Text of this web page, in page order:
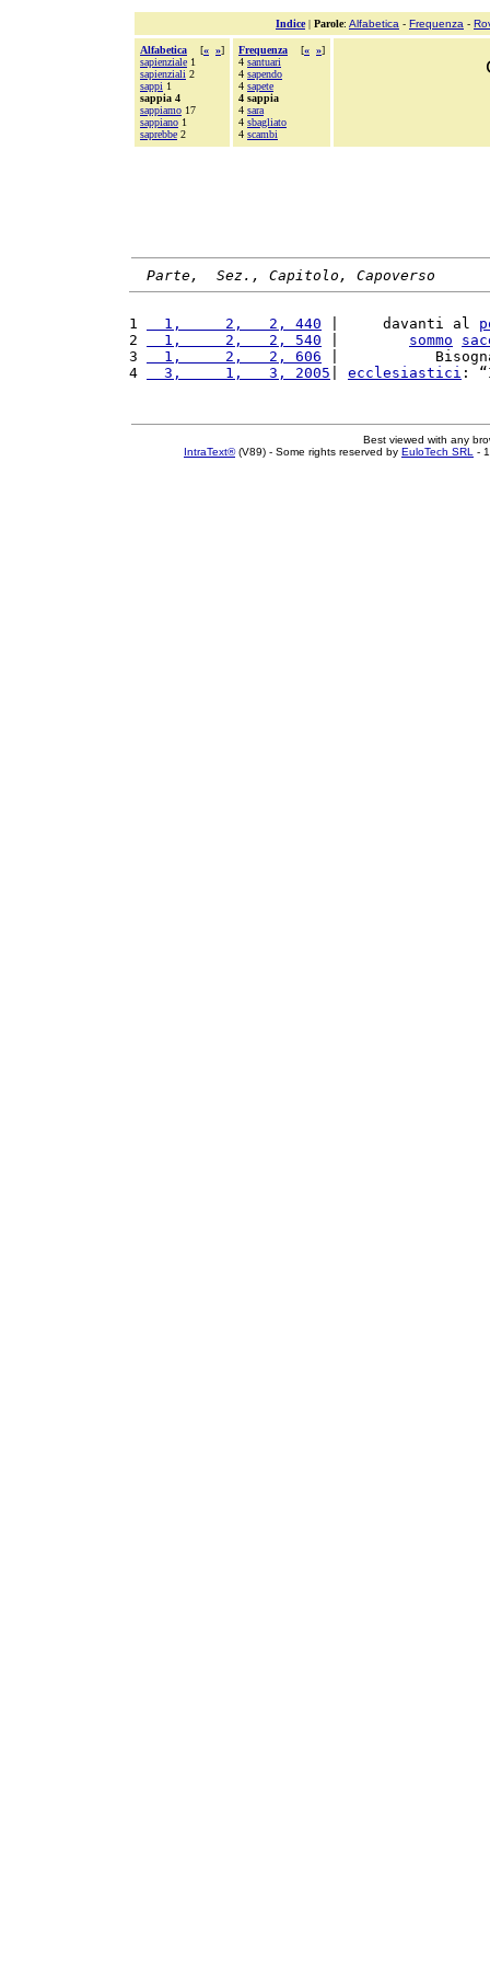
Indice| Parole: Alfabetica - Frequenza -
Alfabetica [« »]
sapienziale 1
sapienziali 2
sappi 1
sappia 4
sappiamo 17
sappiano 1
saprebbe 2
Frequenza [« »]
4 santuari
4 sapendo
4 sapete
4 sappia
4 sara
4 sbagliato
4 scambi
Parte,  Sez., Capitolo, Capoverso
1
  1,     2,   2, 440
|     davanti al
2
  1,     2,   2, 540
sommo
3
  1,     2,   2, 606
|
4
  3,     1,   3, 2005
ecclesiastici :
Best viewed with any
IntraText®(V89) - Some rights reserved by EuloTech SRL -